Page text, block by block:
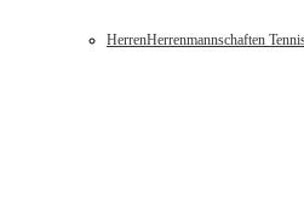
HerrenHerrenmannschaften